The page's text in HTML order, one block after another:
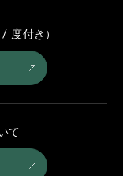
度付き）
て